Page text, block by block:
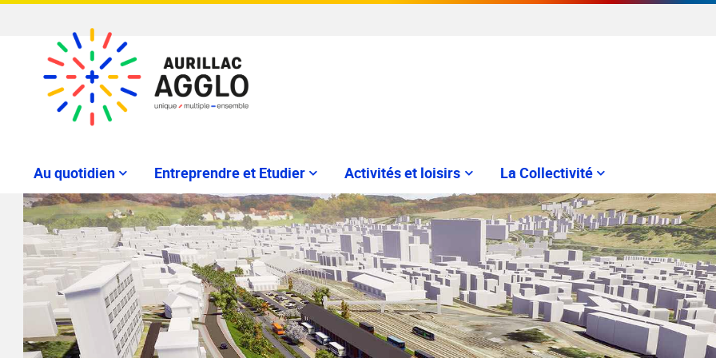
Au quotidien Entreprendre et Etudier Activités et loisirs La Collectivité